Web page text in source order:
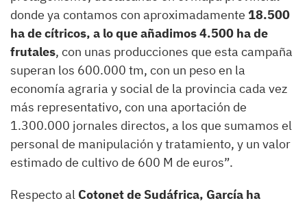
donde ya contamos con aproximadamente 18.500
ha de cítricos, a lo que añadimos 4.500 ha de
frutales, con unas producciones que esta campaña
superan los 600.000 tm, con un peso en la
economía agraria y social de la provincia cada vez
más representativo, con una aportación de
1.300.000 jornales directos, a los que sumamos el
personal de manipulación y tratamiento, y un valor
estimado de cultivo de 600 M de euros”.
Respecto al Cotonet de Sudáfrica, García ha